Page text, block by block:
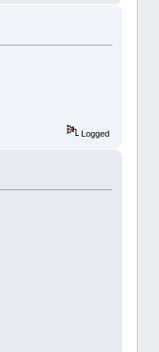
Logged